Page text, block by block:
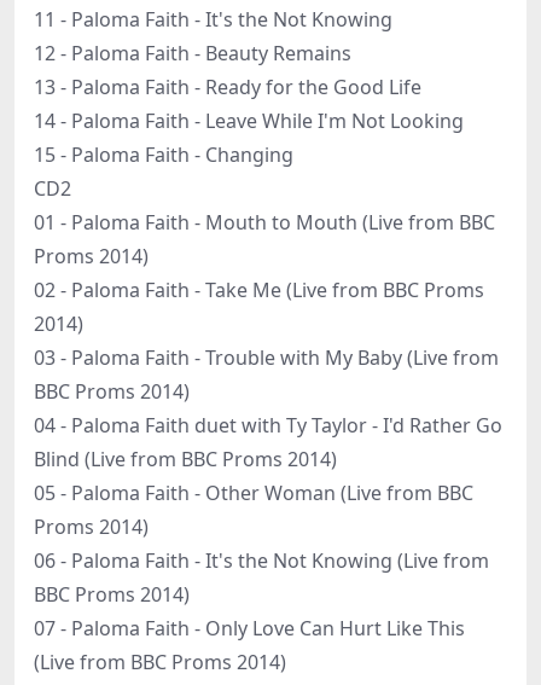
11 - Paloma Faith - It's the Not Knowing
12 - Paloma Faith - Beauty Remains
13 - Paloma Faith - Ready for the Good Life
14 - Paloma Faith - Leave While I'm Not Looking
15 - Paloma Faith - Changing
CD2
01 - Paloma Faith - Mouth to Mouth (Live from BBC
Proms 2014)
02 - Paloma Faith - Take Me (Live from BBC Proms
2014)
03 - Paloma Faith - Trouble with My Baby (Live from
BBC Proms 2014)
04 - Paloma Faith duet with Ty Taylor - I'd Rather Go
Blind (Live from BBC Proms 2014)
05 - Paloma Faith - Other Woman (Live from BBC
Proms 2014)
06 - Paloma Faith - It's the Not Knowing (Live from
BBC Proms 2014)
07 - Paloma Faith - Only Love Can Hurt Like This
(Live from BBC Proms 2014)